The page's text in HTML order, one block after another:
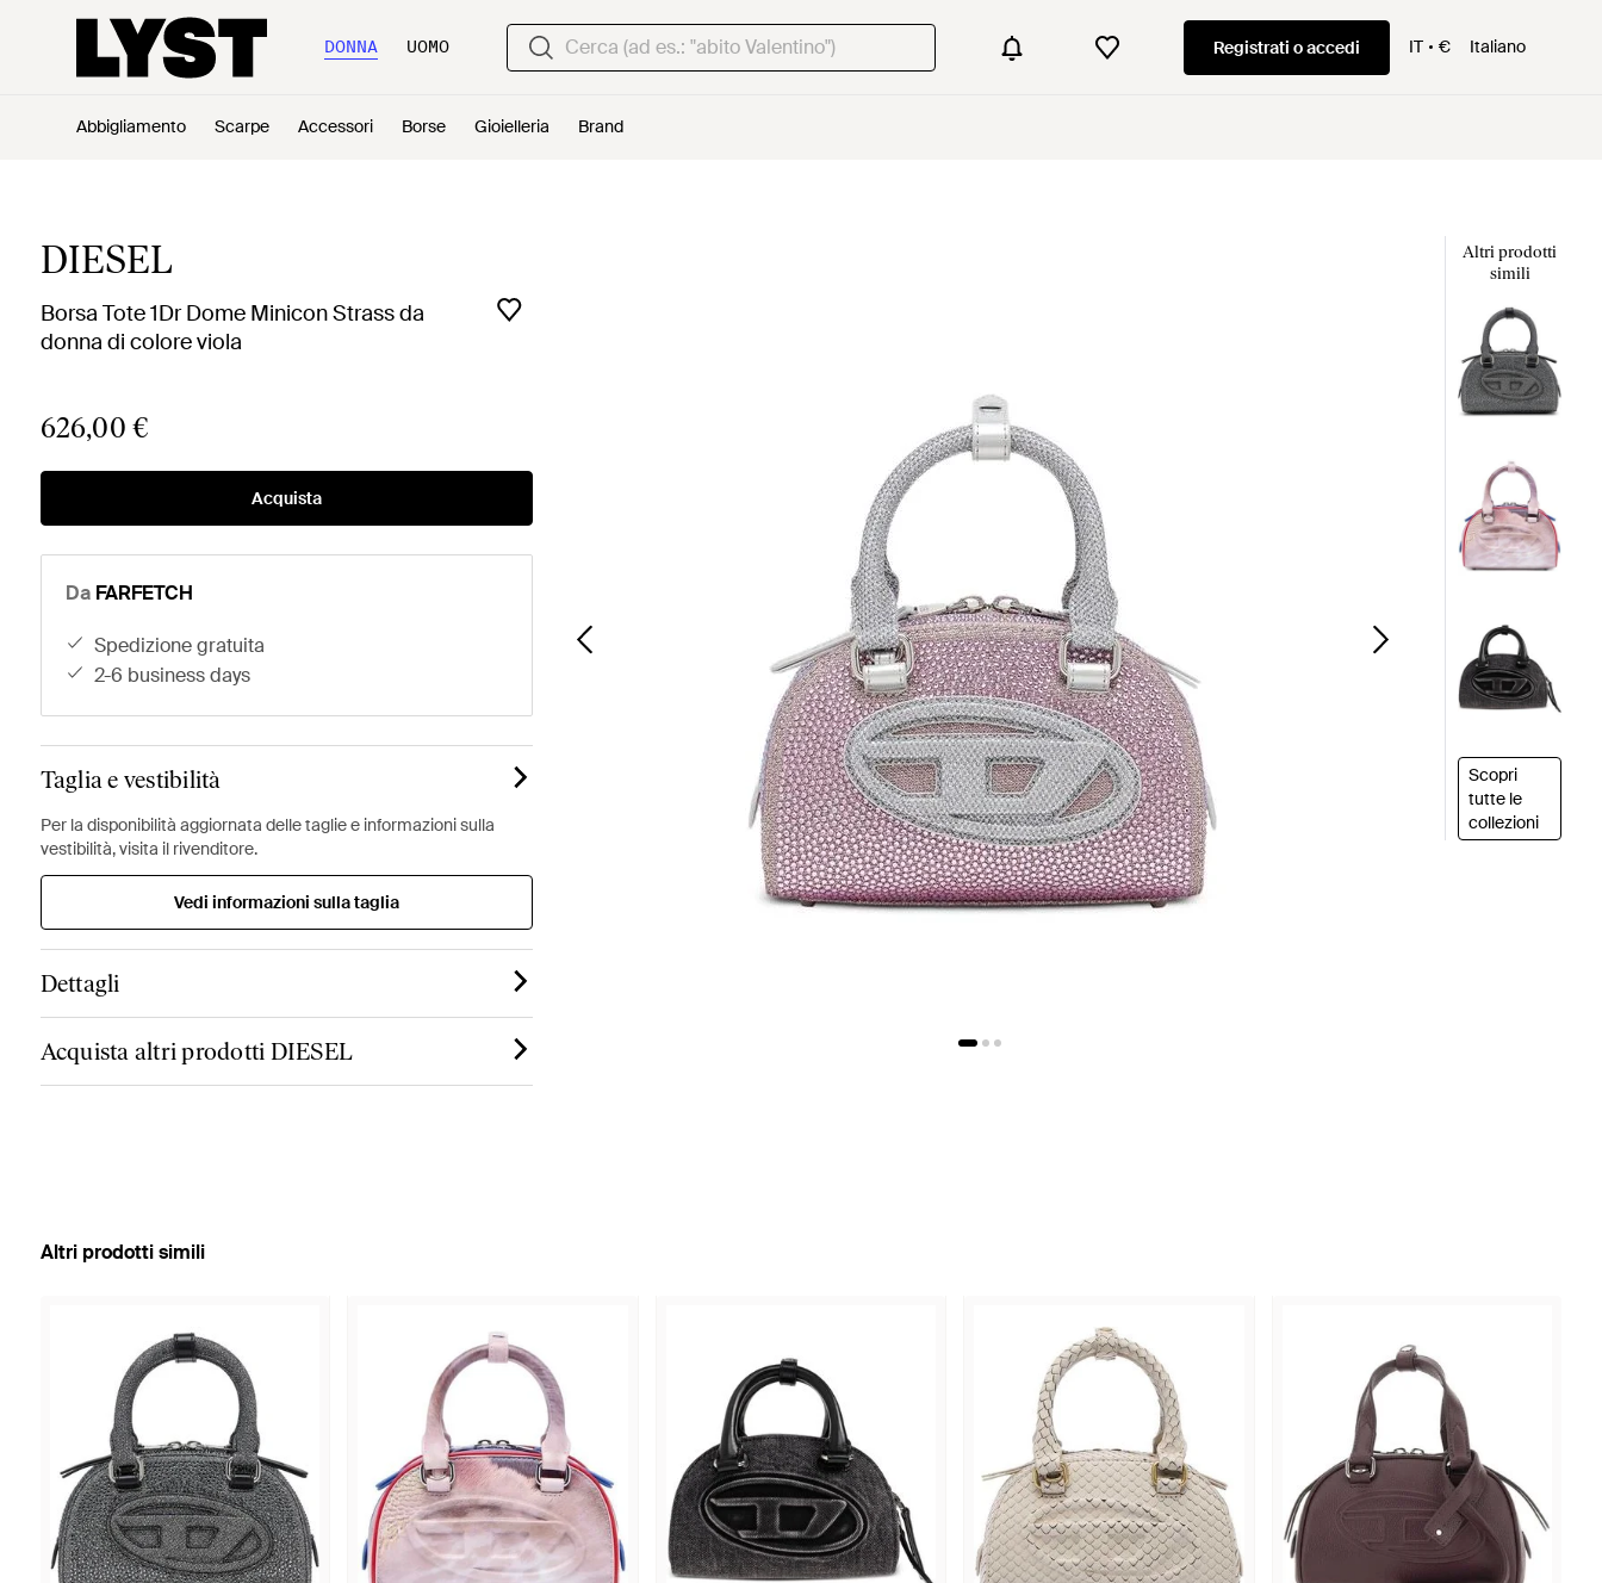
DONNA UOMO Registrati o accedi IT € Italiano
Abbigliamento Scarpe Accessori Borse Gioielleria Brand
DIESEL
Borsa Tote 1Dr Dome Minicon Strass da
donna di colore viola
626,00 €
Acquista
Da FARFETCH
spedizione gratuita
2-6 business days
Taglia e vestibilità
Per la disponibilità aggiornata delle taglie e informazioni sulla
vestibilità, visita il rivenditore.
Vedi informazioni sulla taglia
Dettagli
Acquista altri prodotti DIESEL
Altri prodotti
simili
Scopri
tutte le
collezioni
Altri prodotti simili